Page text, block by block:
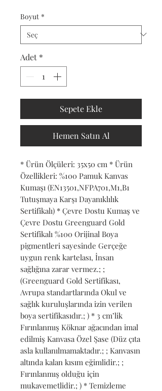
Boyut *
Adet *
Sepete Ekle
Hemen Satın Al
* Ürün Ölçüleri: 35x50 cm * Ürün
Özellikleri: %100 Pamuk Kanvas
Kumaşı (EN13501,NFPA701,M1,B1
Tutuşmaya Karşı Dayanıklılık
Sertifikalı) * Çevre Dostu Kumaş ve
Çevre Dostu Greenguard Gold
Sertifikalı %100 Orijinal Boya
pigmentleri sayesinde Gerçeğe
uygun renk kartelası, İnsan
sağlığına zarar vermez.; ;
(Greenguard Gold Sertifikası,
Avrupa standartlarında Okul ve
sağlık kuruluşlarında izin verilen
boya sertifikasıdır.; ) * 3 cm’lik
Fırınlanmış Köknar ağacından imal
edilmiş Kanvasa Özel Şase (Düz çıta
asla kullanılmamaktadır.; ; Kanvasın
altında kalan kısım eğimlidir.; ;
Fırınlanmış olduğu için
mukavemetlidir.; ) * Temizleme